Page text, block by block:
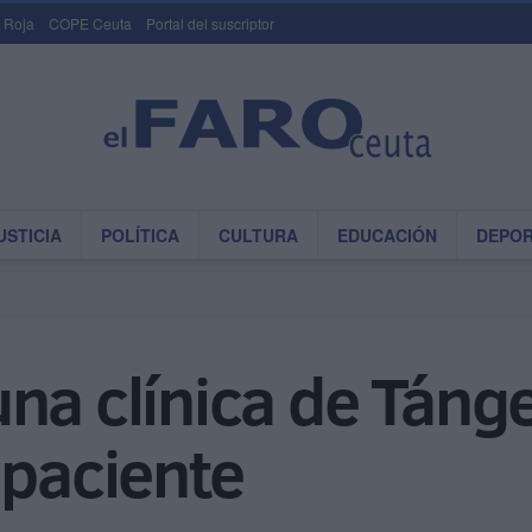
Roja COPE Ceuta Portal del suscriptor
POLÍTICA CULTURA EDUCACIÓN
clínica de